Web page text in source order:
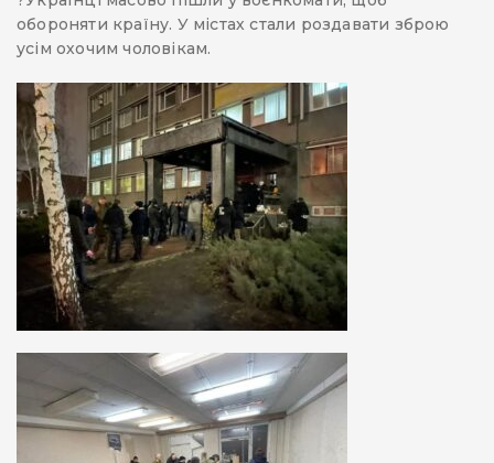
обороняти країну. У містах стали роздавати зброю
усім охочим чоловікам.